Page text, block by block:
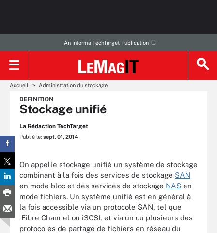
An Informa TechTarget Publication
Accueil Administration du stockage
DEFINITION
Stockage unifié
La Rédaction TechTarget
Publié le: sept. 01, 2014
On appelle stockage unifié un système de stockage
combinant à la fois des services de stockage SAN
en mode bloc et des services de stockage NAS en
mode fichiers. Un système unifié est en général à
la fois accessible via un protocole SAN, tel que
Fibre Channel ou iSCSI, et via un ou plusieurs des
protocoles de partage de fichiers en réseau du